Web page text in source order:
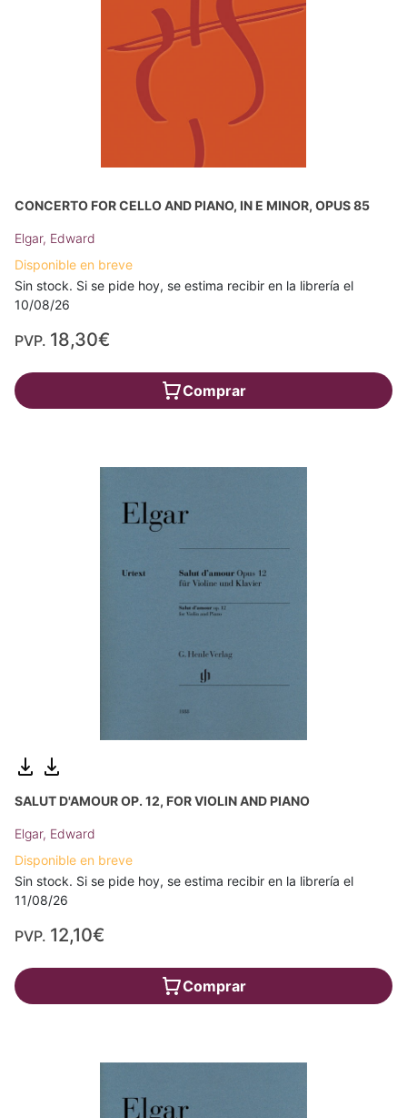
CONCERTO FOR CELLO AND PIANO, IN E MINOR, OPUS 85
Elgar, Edward
Disponible en breve
Sin stock. Si se pide hoy, se estima recibir en la librería el
10/08/26
PVP. 18,30€
Comprar
SALUT D'AMOUR OP. 12, FOR VIOLIN AND PIANO
Elgar, Edward
Disponible en breve
Sin stock. Si se pide hoy, se estima recibir en la librería el
11/08/26
PVP. 12,10€
Comprar